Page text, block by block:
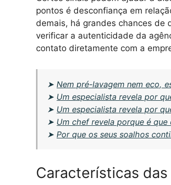
pontos é desconfiança em
demais, há grandes chances de
verificar a autenticidade da
contato diretamente com a
➤ Nem pré-lavagem nem eco,
➤ Um especialista revela por
➤ Um especialista revela por
➤ Um chef revela porque é
➤ Por que os seus soalhos
Características